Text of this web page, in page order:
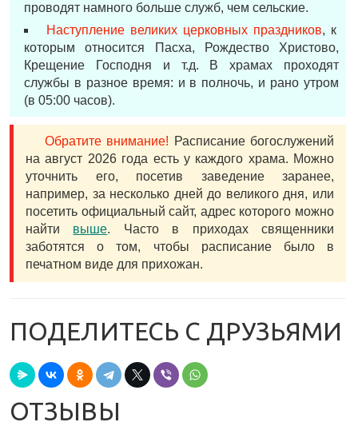
проводят намного больше служб, чем сельские.
Наступление великих церковных праздников, к
которым относится Пасха, Рождество Христово,
Крещение Господня и т.д. В храмах проходят
службы в разное время: и в полночь, и рано утром
(в 05:00 часов).
Обратите внимание! Расписание богослужений
на август 2026 года есть у каждого храма. Можно
уточнить его, посетив заведение заранее,
например, за несколько дней до великого дня, или
посетить официальный сайт, адрес которого можно
найти выше. Часто в приходах священники
заботятся о том, чтобы расписание было в
печатном виде для прихожан.
ПОДЕЛИТЕСЬ С ДРУЗЬЯМИ
ОТЗЫВЫ